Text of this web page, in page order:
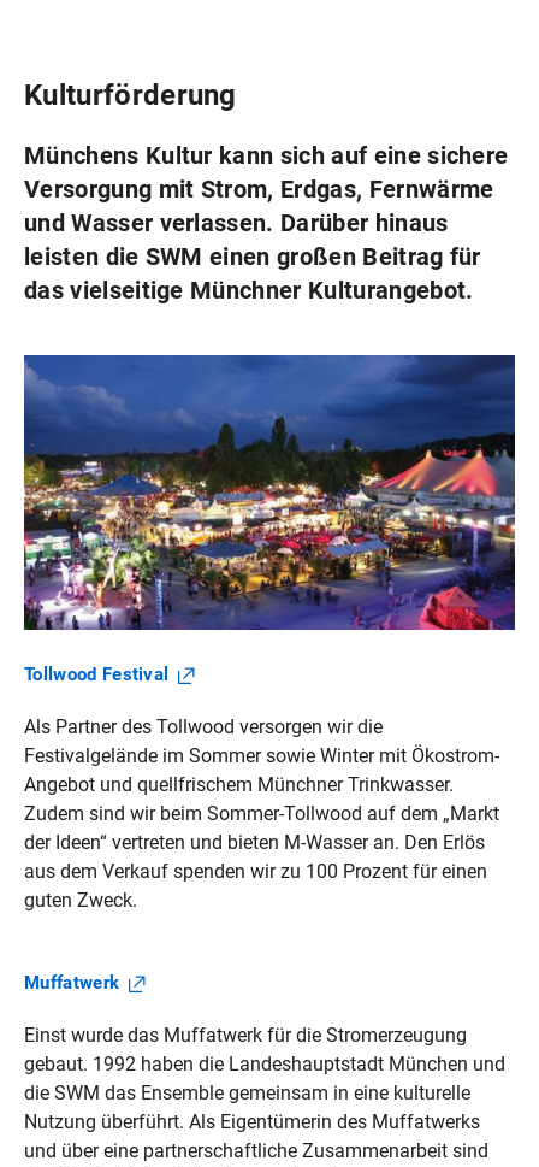
Kulturförderung
Münchens Kultur kann sich auf eine sichere
Versorgung mit Strom, Erdgas, Fernwärme
und Wasser verlassen. Darüber hinaus
leisten die SWM einen großen Beitrag für
das vielseitige Münchner Kulturangebot.
Tollwood Festival
Als Partner des Tollwood versorgen wir die
Festivalgelände im Sommer sowie Winter mit Ökostrom-
Angebot und quellfrischem Münchner Trinkwasser.
Zudem sind wir beim Sommer-Tollwood auf dem „Markt
der Ideen“ vertreten und bieten M‑Wasser an. Den Erlös
aus dem Verkauf spenden wir zu 100 Prozent für einen
guten Zweck.
Muffatwerk
Einst wurde das Muffatwerk für die Stromerzeugung
gebaut. 1992 haben die Landeshauptstadt München und
die SWM das Ensemble gemeinsam in eine kulturelle
Nutzung überführt. Als Eigentümerin des Muffatwerks
und über eine partnerschaftliche Zusammenarbeit sind